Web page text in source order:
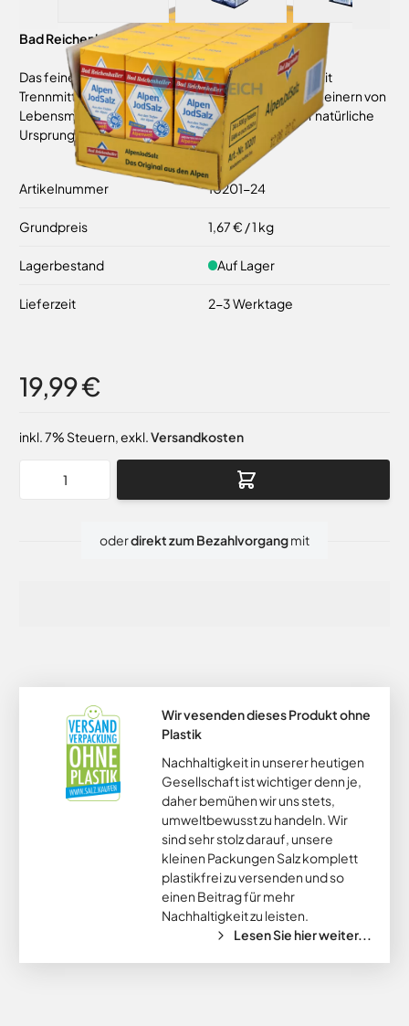
Bad Reichenhaller Alpen-Jodsalz 24x500g Paket
Das feine Alpen-Jodsalz von Bad Reichenhaller ist mit
Trennmittel und Jod versehen. Zum Würzen und Verfeinern von
Lebensmittelprodukten aller Art. Alpensole ist der natürliche
Ursprung aller Bad Reichenhaller-Produkte.
Artikelnummer 10201-24
Grundpreis 1,67 € / 1 kg
Lagerbestand Auf Lager
Lieferzeit 2-3 Werktage
19,99 €
inkl. 7% Steuern,exkl.Versandkosten
oderdirekt zum Bezahlvorgangmit
Wir vesenden dieses Produkt ohne
Plastik
Nachhaltigkeit in unserer heutigen
Gesellschaft ist wichtiger denn je,
daher bemühen wir uns stets,
umweltbewusst zu handeln. Wir
sind sehr stolz darauf, unsere
kleinen Packungen Salz komplett
plastikfrei zu versenden und so
einen Beitrag für mehr
Nachhaltigkeit zu leisten.
Lesen Sie hier weiter...